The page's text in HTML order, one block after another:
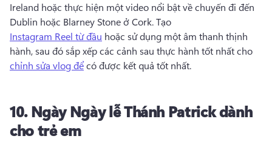
Ireland hoặc thực hiện một video nổi bật về chuyến đi đến
Dublin hoặc Blarney Stone ở Cork. Tạo
Instagram Reel từ đầu hoặc sử dụng một âm thanh thịnh
hành, sau đó sắp xếp các cảnh sau thực hành tốt nhất cho
chỉnh sửa vlog để có được kết quả tốt nhất.
10.NgàyNgày lễ Thánh Patrick dành
cho trẻ em